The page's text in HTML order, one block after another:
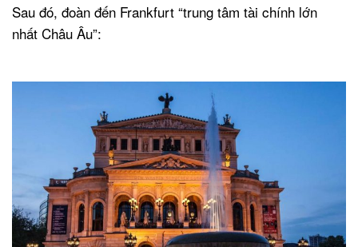
Sau đó, đoàn đến Frankfurt “trung tâm tài chính lớn
nhất Châu Âu”: